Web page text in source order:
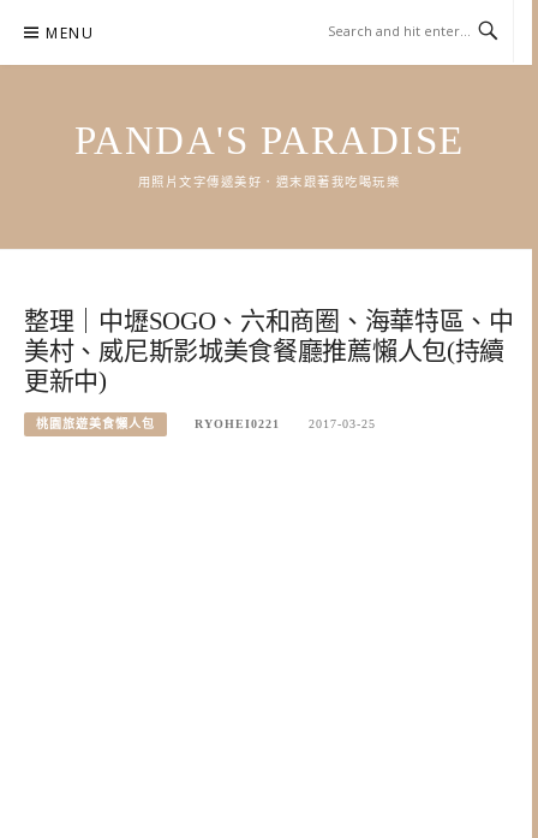
content
MENU
PANDA'S PARADISE
用照片文字傳遞美好．週末跟著我吃喝玩樂
整理｜中壢SOGO、六和商圈、海華特區、中
美村、威尼斯影城美食餐廳推薦懶人包(持續
更新中)
桃園旅遊美食懶人包 RYOHEI0221 2017-03-25